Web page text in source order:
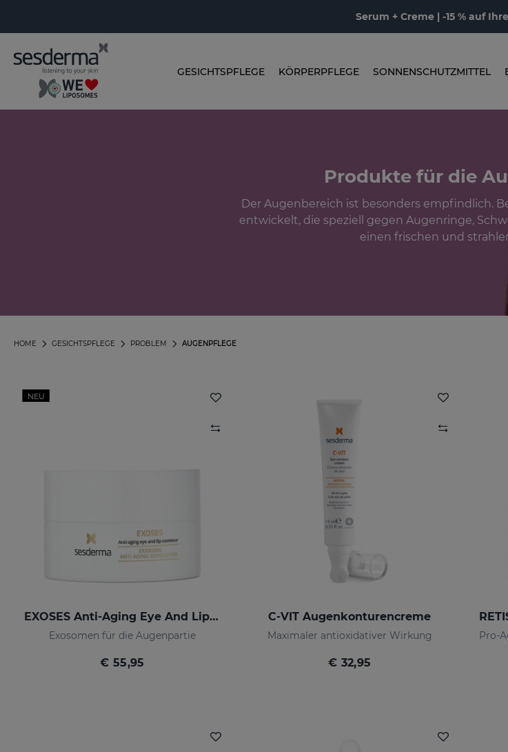
Serum + Creme | -15 % auf
GESICHTSPFLEGE KÖRPERPFLEGE SONNENSCHUTZMITTEL
Produkte für die
Der Augenbereich ist besonders empfindlich.
entwickelt, die speziell gegen Augenringe,
einen frischen und
AUGENPFLEGE
PROBLEM
GESICHTSPFLEGE
HOME
NEU
EXOSES Anti-Aging Eye And Lip Contour
Exosomen für die Augenpartie
€ 55,95
C-VIT Augenkonturencreme
Maximaler antioxidativer Wirkung
€ 32,95